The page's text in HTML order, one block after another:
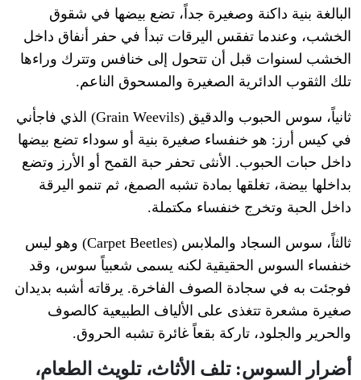
البالغة بنية داكنة وصغيرة جداً، تضع بيضها في شقوق
الخشب، وعندما تفقس اليرقات تبدأ في حفر أنفاق داخل
الخشب لسنوات قبل أن تتحول إلى خنافس وتترك وراءها
تلك الثقوب الدائرية الصغيرة والمسحوق الناعم.
ثانياً، سوس الحبوب والدقيق (Grain Weevils) الذي فاجأني
في كيس أرز: هو خنفساء صغيرة بنية أو سوداء تضع بيضها
داخل حبات الحبوب. الأنثى تحفر حبة القمح أو الأرز وتضع
بداخلها بيضة، تغلقها بمادة تشبه الصمغ، ثم تنمو اليرقة
داخل الحبة وتخرج خنفساء مكتملة.
ثالثاً، سوس السجاد والملابس (Carpet Beetles) وهو ليس
خنفساء السوس الحقيقية لكنه يسمى شعبياً سوس، وقد
فوجئت به في سجادة الصوف الفاخرة. يرقاته أشبه بديدان
صغيرة مشعرة تتغذى على الألياف الطبيعية كالصوف
والحرير والجلود، تاركة بقعاً غائرة تشبه الحروق.
أضرار السوس: تلف الأثاث، تلويث الطعام،